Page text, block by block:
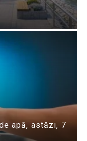
apă, astăzi, 7